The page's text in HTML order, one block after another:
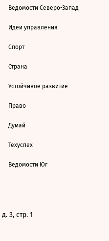
Ведомости Северо-Запад
Идеи управления
Спорт
Страна
Устойчивое развитие
Право
Думай
Техуспех
Ведомости Юг
3, стр. 1